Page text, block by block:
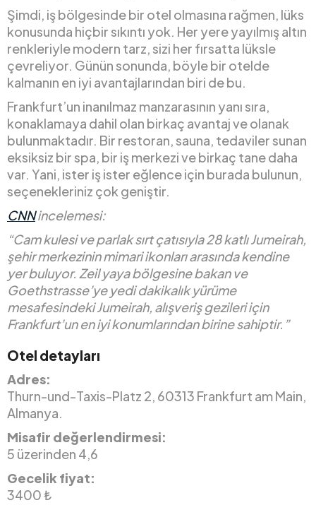
Şimdi, iş bölgesinde bir otel olmasına rağmen, lüks
konusunda hiçbir sıkıntı yok. Her yere yayılmış altın
renkleriyle modern tarz, sizi her fırsatta lüksle
çevreliyor. Günün sonunda, böyle bir otelde
kalmanın en iyi avantajlarından biri de bu.
Frankfurt’un inanılmaz manzarasının yanı sıra,
konaklamaya dahil olan birkaç avantaj ve olanak
bulunmaktadır. Bir restoran, sauna, tedaviler sunan
eksiksiz bir spa, bir iş merkezi ve birkaç tane daha
var. Yani, ister iş ister eğlence için burada bulunun,
seçenekleriniz çok geniştir.
CNNincelemesi:
“Cam kulesi ve parlak sırt çatısıyla 28 katlı Jumeirah,
şehir merkezinin mimari ikonları arasında kendine
yer buluyor. Zeil yaya bölgesine bakan ve
Goethstrasse’ye yedi dakikalık yürüme
mesafesindeki Jumeirah, alışveriş gezileri için
Frankfurt’un en iyi konumlarından birine sahiptir.”
Otel detayları
Adres:
Thurn-und-Taxis-Platz 2, 60313 Frankfurt am Main,
Almanya.
Misafir değerlendirmesi:
5 üzerinden 4,6
Gecelik fiyat:
3400 ₺